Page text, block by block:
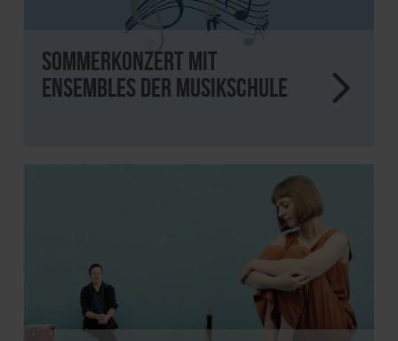
Sommerkonzert mit
Ensembles der Musikschule